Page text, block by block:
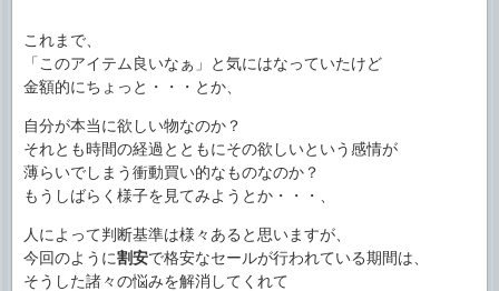
これまで、
「このアイテム良いなぁ」と気にはなっていたけど
金額的にちょっと・・・とか、
自分が本当に欲しい物なのか？
それとも時間の経過とともにその欲しいという感情が
薄らいでしまう衝動買い的なものなのか？
もうしばらく様子を見てみようとか・・・、
人によって判断基準は様々あると思いますが、
今回のように割安で格安なセールが行われている期間は、
そうした諸々の悩みを解消してくれて